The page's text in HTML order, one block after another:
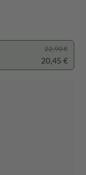
22,90 €
20,45 €